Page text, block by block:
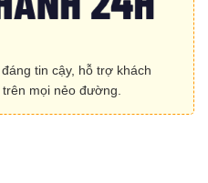
tin cậy, hỗ trợ khách
mọi nẻo đường.